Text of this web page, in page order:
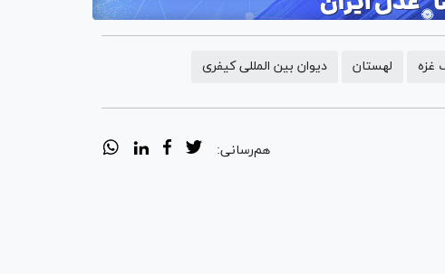
غزه لهستان دیوان بین المللی کیفری
هم‌رسانی: